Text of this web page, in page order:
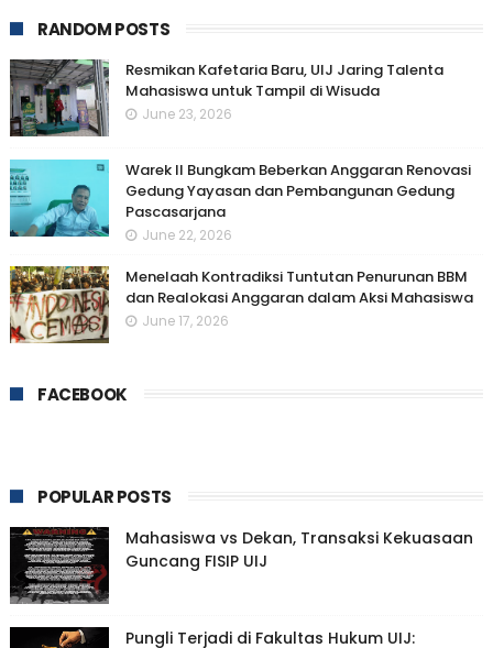
RANDOM POSTS
Resmikan Kafetaria Baru, UIJ Jaring Talenta
Mahasiswa untuk Tampil di Wisuda
June 23, 2026
Warek II Bungkam Beberkan Anggaran Renovasi
Gedung Yayasan dan Pembangunan Gedung
Pascasarjana
June 22, 2026
Menelaah Kontradiksi Tuntutan Penurunan BBM
dan Realokasi Anggaran dalam Aksi Mahasiswa
June 17, 2026
FACEBOOK
POPULAR POSTS
Mahasiswa vs Dekan, Transaksi Kekuasaan
Guncang FISIP UIJ
Pungli Terjadi di Fakultas Hukum UIJ: